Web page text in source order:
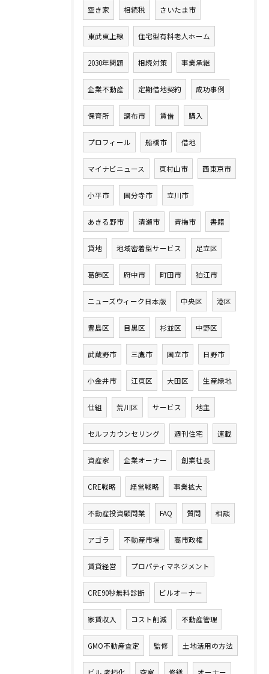
空き家 相続税 さいたま市
東武東上線 住宅型有料老人ホーム
2030年問題 相続対策 事業承継
企業不動産 定期借地契約 成功事例
保育所 調布市 賃借 購入
プロフィール 船橋市 借地
マイナビニュース 東村山市 西東京市
小平市 国分寺市 立川市
あきる野市 清瀬市 青梅市 書籍
貸地 地域密着型サービス 足立区
葛飾区 府中市 町田市 狛江市
ニューズウィーク日本版 中央区 港区
豊島区 目黒区 杉並区 中野区
武蔵野市 三鷹市 国立市 日野市
小金井市 江東区 大田区 生産緑地
仕組 荒川区 サービス 地主
セルフカウンセリング 週刊住宅 連載
資産家 企業オーナー 創業社長
CRE戦略 経営戦略 事業拡大
不動産投資顧問業 FAQ 質問 相談
アゴラ 不動産市場 高市政権
賃貸経営 プロパティマネジメント
CRE90秒無料診断 ビルオーナー
家賃収入 コスト削減 不動産管理
GMO不動産査定 監修 土地活用の方法